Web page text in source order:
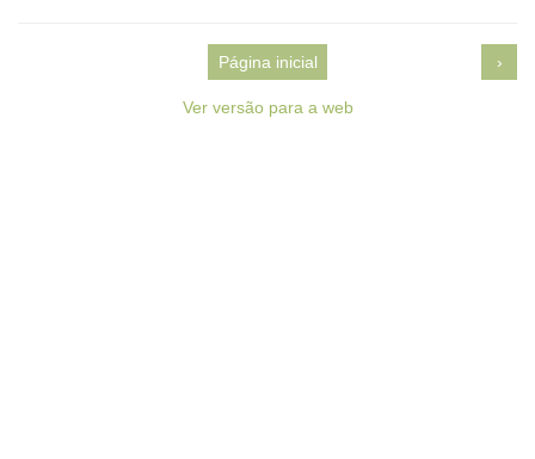
›
Página inicial
Ver versão para a web